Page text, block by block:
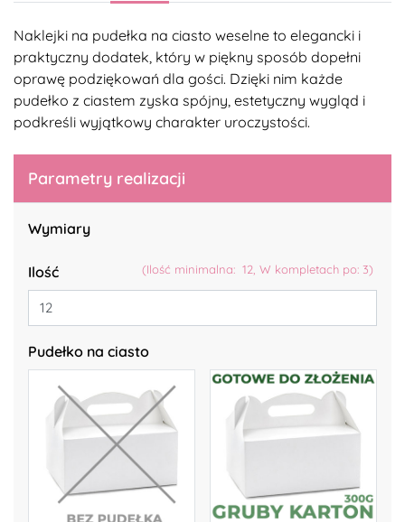
Naklejki na pudełka na ciasto weselne to elegancki i
praktyczny dodatek, który w piękny sposób dopełni
oprawę podziękowań dla gości. Dzięki nim każde
pudełko z ciastem zyska spójny, estetyczny wygląd i
podkreśli wyjątkowy charakter uroczystości.
Parametry realizacji
Wymiary
(Ilość minimalna: 12, W kompletach po: 3)
Ilość
Pudełko na ciasto